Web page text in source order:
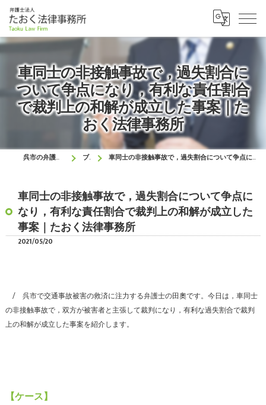
車同士の非接触事故で，過失割合に
ついて争点になり，有利な責任割合
で裁判上の和解が成立した事案｜た
おく法律事務所
呉市の弁護士はたおく法律事務所 ブログ 車同士の非接触事故で，過失割合について争点になり，有利な責任割合で裁判上の和解が成立した事案｜たおく法律事務所
車同士の非接触事故で，過失割合について争点に
なり，有利な責任割合で裁判上の和解が成立した
事案｜たおく法律事務所
2021/05/20
呉市で交通事故被害の救済に注力する弁護士の田奧です。今日は，車同士
の非接触事故で，双方が被害者と主張して裁判になり，有利な過失割合で裁判
上の和解が成立した事案を紹介します。
【ケース】